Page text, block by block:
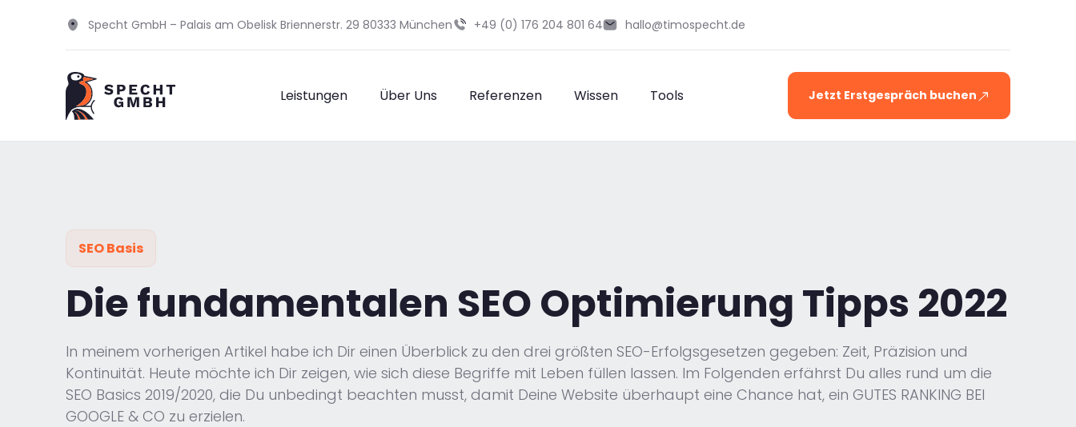
Specht GmbH – Palais am Obelisk Briennerstr. 29 80333 München +49 (0) 176 204 801 64 hallo@timospecht.de
Leistungen Über Uns Referenzen Wissen Tools Jetzt Erstgespräch buchen
SEO Basis
Die fundamentalen SEO Optimierung Tipps 2022
In meinem vorherigen Artikel habe ich Dir einen Überblick zu den drei größten SEO-Erfolgsgesetzen gegeben: Zeit, Präzision und
Kontinuität. Heute möchte ich Dir zeigen, wie sich diese Begriffe mit Leben füllen lassen. Im Folgenden erfährst Du alles rund um die
SEO Basics 2019/2020, die Du unbedingt beachten musst, damit Deine Website überhaupt eine Chance hat, ein GUTES RANKING BEI
GOOGLE & CO zu erzielen.